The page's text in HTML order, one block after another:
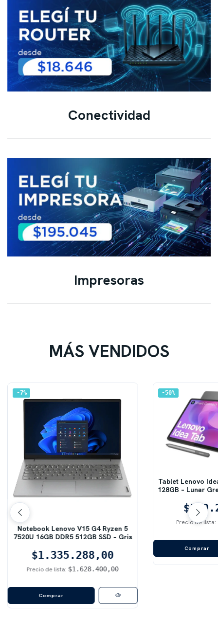
Conectividad
Impresoras
MÁS VENDIDOS
7%
Notebook Lenovo V15 G4 Ryzen 5
7520U 16GB DDR5 512GB SSD – Gris
$1.335.288,00
Precio de lista: $1.628.400,00
Comprar
50%
Tablet Lenovo
128GB – Lunar
Precio de lista: